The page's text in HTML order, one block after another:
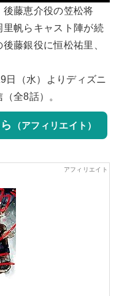
藤恵介役の笠松将
帆らキャスト陣が続
藤銀役に恒松祐里、
日（水）よりディズニ
全8話）。
（アフィリエイト）